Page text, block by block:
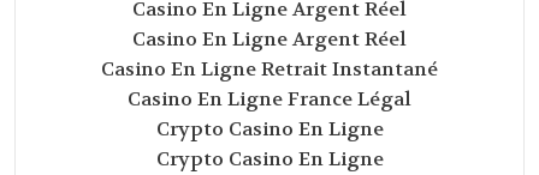
Casino En Ligne Argent Réel
Casino En Ligne Argent Réel
Casino En Ligne Retrait Instantané
Casino En Ligne France Légal
Crypto Casino En Ligne
Crypto Casino En Ligne